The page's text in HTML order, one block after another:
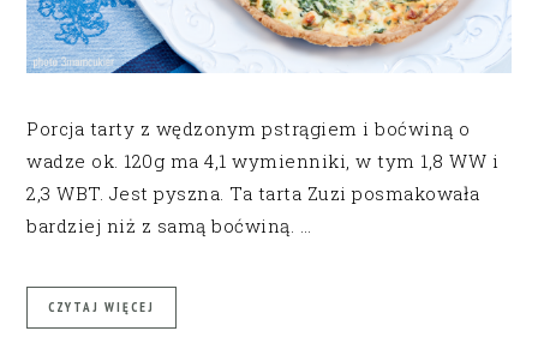
Porcja tarty z wędzonym pstrągiem i boćwiną o
wadze ok. 120g ma 4,1 wymienniki, w tym 1,8 WW i
2,3 WBT. Jest pyszna. Ta tarta Zuzi posmakowała
bardziej niż z samą boćwiną. …
CZYTAJ WIĘCEJ